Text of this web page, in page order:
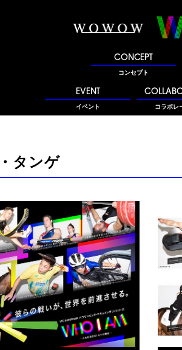
CONCEPT
コンセプト
EVENT
イベント コラボレ
タンゲ